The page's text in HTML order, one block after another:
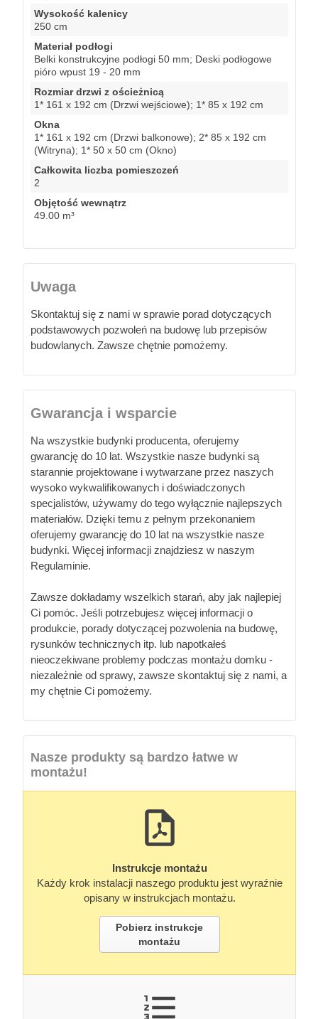
Wysokość kalenicy
250 cm
Materiał podłogi
Belki konstrukcyjne podłogi 50 mm; Deski podłogowe
pióro wpust 19 - 20 mm
Rozmiar drzwi z ościeżnicą
1* 161 x 192 cm (Drzwi wejściowe); 1* 85 x 192 cm
Okna
1* 161 x 192 cm (Drzwi balkonowe); 2* 85 x 192 cm
(Witryna); 1* 50 x 50 cm (Okno)
Całkowita liczba pomieszczeń
2
Objętość wewnątrz
49.00 m³
Uwaga
Skontaktuj się z nami w sprawie porad dotyczących
podstawowych pozwoleń na budowę lub przepisów
budowlanych. Zawsze chętnie pomożemy.
Gwarancja i wsparcie
Na wszystkie budynki producenta, oferujemy
gwarancję do 10 lat. Wszystkie nasze budynki są
starannie projektowane i wytwarzane przez naszych
wysoko wykwalifikowanych i doświadczonych
specjalistów, używamy do tego wyłącznie najlepszych
materiałów. Dzięki temu z pełnym przekonaniem
oferujemy gwarancję do 10 lat na wszystkie nasze
budynki. Więcej informacji znajdziesz w naszym
Regulaminie.
Zawsze dokładamy wszelkich starań, aby jak najlepiej
Ci pomóc. Jeśli potrzebujesz więcej informacji o
produkcie, porady dotyczącej pozwolenia na budowę,
rysunków technicznych itp. lub napotkałeś
nieoczekiwane problemy podczas montażu domku -
niezależnie od sprawy, zawsze skontaktuj się z nami, a
my chętnie Ci pomożemy.
Nasze produkty są bardzo łatwe w
montażu!
Instrukcje montażu
Każdy krok instalacji naszego produktu jest wyraźnie
opisany w instrukcjach montażu.
Pobierz instrukcje
montażu